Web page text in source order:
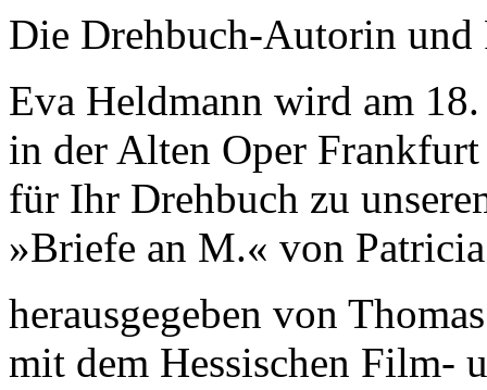
Die Drehbuch-Autorin und
Eva Heldmann wird am
in der Alten Oper Frankfurt
für Ihr Drehbuch zu
»Briefe an M.« von
herausgegeben von
mit dem Hessischen Film-